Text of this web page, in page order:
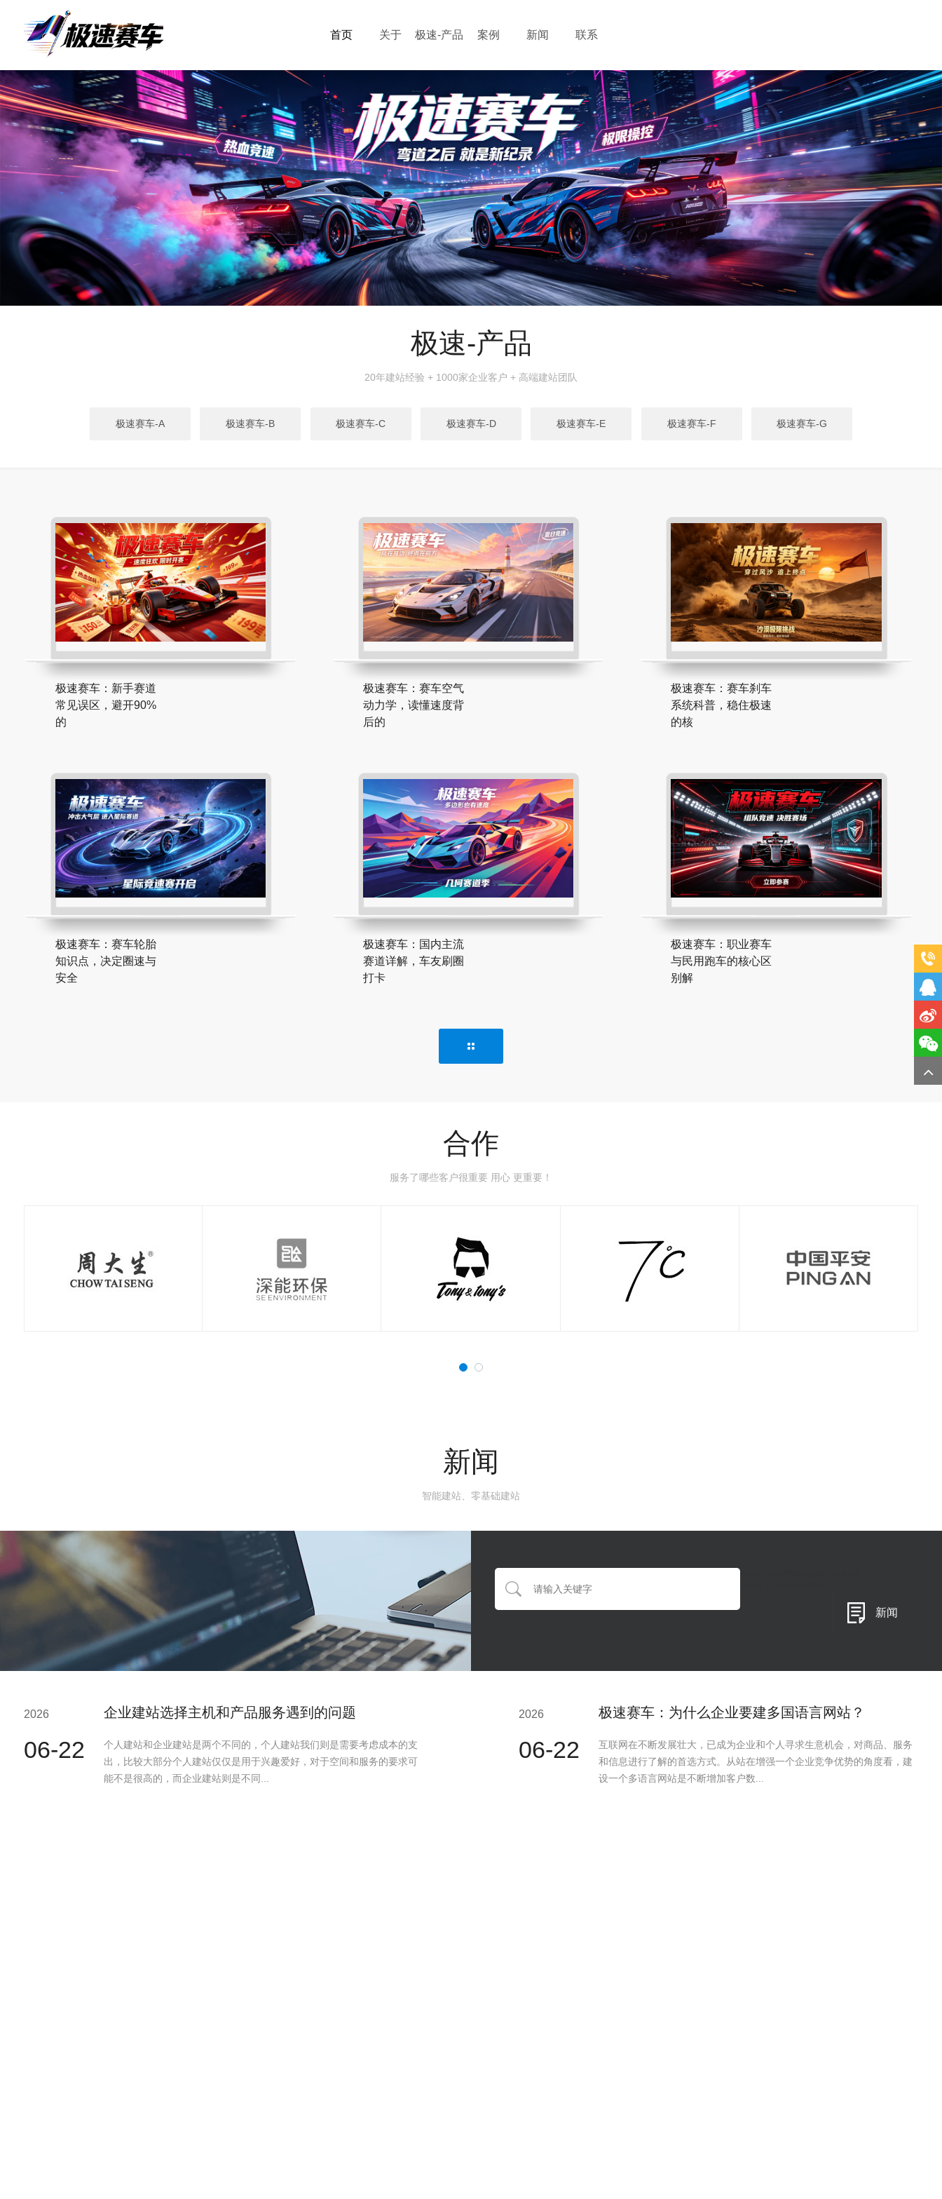
首页 关于 极速-产品 案例 新闻 联系
极速-产品
20年建站经验 + 1000家企业客户 + 高端建站团队
极速赛车-A 极速赛车-B 极速赛车-C 极速赛车-D 极速赛车-E 极速赛车-F 极速赛车-G
极速赛车：新手赛道
常见误区，避开90%
的
极速赛车：赛车空气
动力学，读懂速度背
后的
极速赛车：赛车刹车
系统科普，稳住极速
的核
极速赛车：赛车轮胎
知识点，决定圈速与
安全
极速赛车：国内主流
赛道详解，车友刷圈
打卡
极速赛车：职业赛车
与民用跑车的核心区
别解
合作
服务了哪些客户很重要 用心 更重要！
新闻
智能建站、零基础建站
{eyou:searchform type='default'}
新闻
2026
06-22
企业建站选择主机和产品服务遇到的问题
个人建站和企业建站是两个不同的，个人建站我们则是需要考虑成本的支
出，比较大部分个人建站仅仅是用于兴趣爱好，对于空间和服务的要求可
能不是很高的，而企业建站则是不同...
2026
06-22
极速赛车：为什么企业要建多国语言网站？
互联网在不断发展壮大，已成为企业和个人寻求生意机会，对商品、服务
和信息进行了解的首选方式。从站在增强一个企业竞争优势的角度看，建
设一个多语言网站是不断增加客户数...